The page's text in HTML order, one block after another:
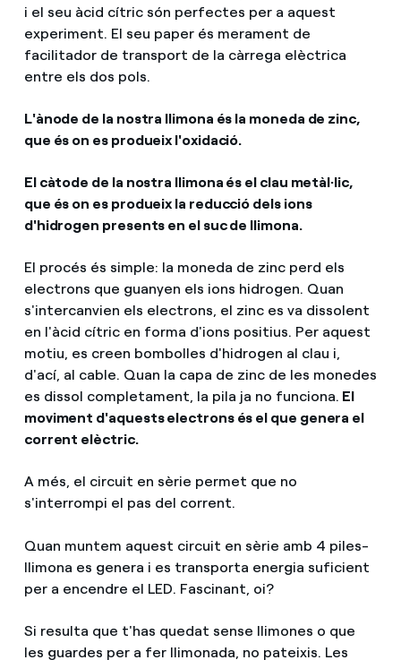
i el seu àcid cítric són perfectes per a aquest
experiment. El seu paper és merament de
facilitador de transport de la càrrega elèctrica
entre els dos pols.
L'ànode de la nostra llimona és la moneda de zinc,
que és on es produeix l'oxidació.
El càtode de la nostra llimona és el clau metàl·lic,
que és on es produeix la reducció dels ions
d'hidrogen presents en el suc de llimona.
El procés és simple: la moneda de zinc perd els
electrons que guanyen els ions hidrogen. Quan
s'intercanvien els electrons, el zinc es va dissolent
en l'àcid cítric en forma d'ions positius. Per aquest
motiu, es creen bombolles d'hidrogen al clau i,
d'ací, al cable. Quan la capa de zinc de les monedes
es dissol completament, la pila ja no funciona. El
moviment d'aquests electrons és el que genera el
corrent elèctric.
A més, el circuit en sèrie permet que no
s'interrompi el pas del corrent.
Quan muntem aquest circuit en sèrie amb 4 piles-
llimona es genera i es transporta energia suficient
per a encendre el LED. Fascinant, oi?
Si resulta que t'has quedat sense llimones o que
les guardes per a fer llimonada, no pateixis. Les